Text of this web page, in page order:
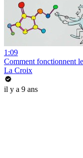
1:09
Comment fonctionnent
La Croix
il y a 9 ans